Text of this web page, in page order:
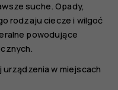
suche. Opady,
rodzaju ciecze i wilgoć
powodujące
w miejscach